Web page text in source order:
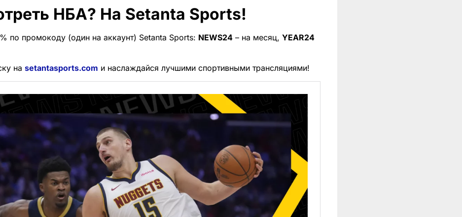
НБА? На Setanta Sports!
по промокоду (один на аккаунт) Setanta Sports: NEWS24 – на месяц,YEAR24
наsetantasports.com и наслаждайся лучшими спортивными трансляциями!